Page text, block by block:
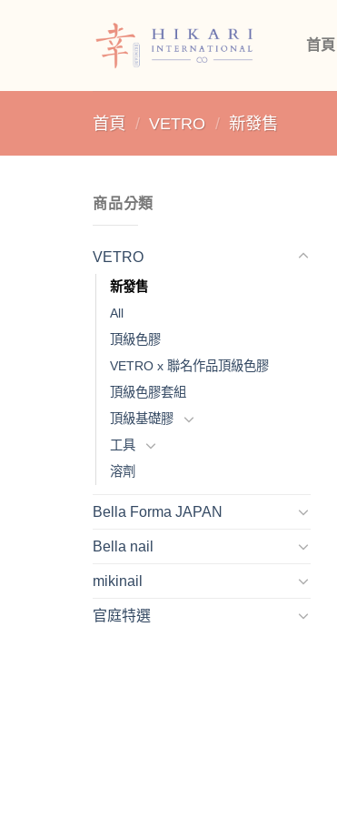
首頁
首頁 / VETRO / 新發售
商品分類
VETRO
新發售
All
頂級色膠
VETRO x 聯名作品頂級色膠
頂級色膠套組
頂級基礎膠
工具
溶劑
Bella Forma JAPAN
Bella nail
mikinail
官庭特選